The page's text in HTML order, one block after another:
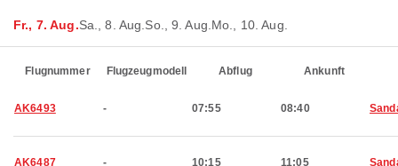
Fr., 7. Aug.Sa., 8. Aug. So., 9. Aug. Mo., 10. Aug.
Flugnummer Flugzeugmodell Abflug Ankunft
AK6493 - 07:55 08:40
AK6487 - 10:15 11:05